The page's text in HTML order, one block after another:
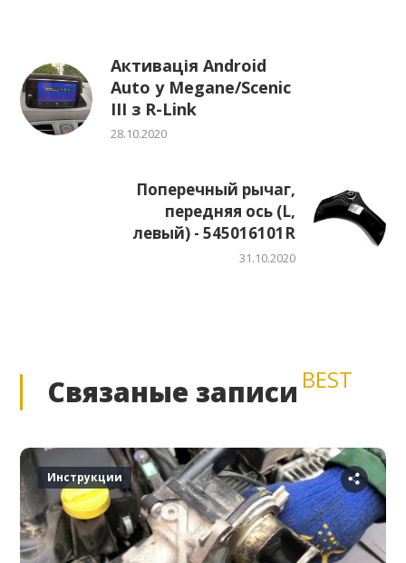
Активація Android
Auto у Megane/Scenic
III з R-Link
28.10.2020
Поперечный рычаг,
передняя ось (L,
левый) - 545016101R
31.10.2020
Связаные записи BEST
Инструкции